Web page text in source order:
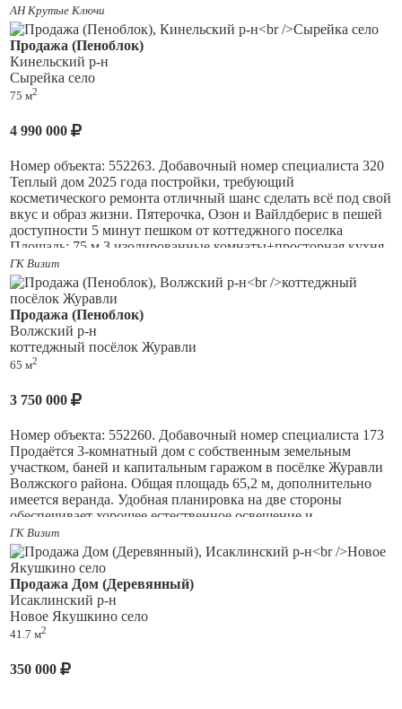
Один собственник, документы к сделке готовы
Приглашаем на просмотр в любое удобное время.
АН Крутые Ключи
Продажа (Пеноблок)
Кинельский р-н
Сырейка село
75 м2
4 990 000
Номер объекта: 552263. Добавочный номер специалиста 320
Теплый дом 2025 года постройки, требующий
косметического ремонта отличный шанс сделать всё под свой
вкус и образ жизни. Пятерочка, Озон и Вайлдберис в пешей
доступности 5 минут пешком от коттеджного поселка
Площадь: 75 м 3 изолированные комнаты+просторная кухня-
гостиная хватит места и родителям, и детям. Участок: 6 соток
ИЖС безопасная территория для игр без машин. Стены:
Газоблок отлично держит тепло. Зона отдыха: Терраса/
веранда. Водоснабжение: Центральное. Отопление: Газовое
котёл. Канализация: Современный септик. Подключено:
Кабельное/цифровое ТВ. Инфраструктура для родителей:
Рядом школа и остановка общественного транспорта, аптека,
Ответственность агентства при осуществлении
профессиональной деятельности риэлтора застрахована ОА
ГК Визит
Продажа (Пеноблок)
Волжский р-н
коттеджный посёлок Журавли
65 м2
3 750 000
Номер объекта: 552260. Добавочный номер специалиста 173
Продаётся 3-комнатный дом с собственным земельным
участком, баней и капитальным гаражом в посёлке Журавли
Волжского района. Общая площадь 65,2 м, дополнительно
имеется веранда. Удобная планировка на две стороны
обеспечивает хорошее естественное освещение и
проветривание помещений. В доме три комнаты площадью
21,4 м, 14 м и 10 м. Просторную комнату можно
использовать как гостиную, а две другие как спальню,
детскую или кабинет. Кухня площадью 9,2 м позволяет
комфортно разместить обеденную зону. Санузел раздельный,
также имеется балкон. Дом находится в хорошем жилом
состоянии и полностью готов к проживанию. Можно заехать
преимущество объекта собственный земельный участок
площадью 3 сотки. Здесь можно организовать огород,
ГК Визит
Продажа Дом (Деревянный)
Исаклинский р-н
Новое Якушкино село
41.7 м2
350 000